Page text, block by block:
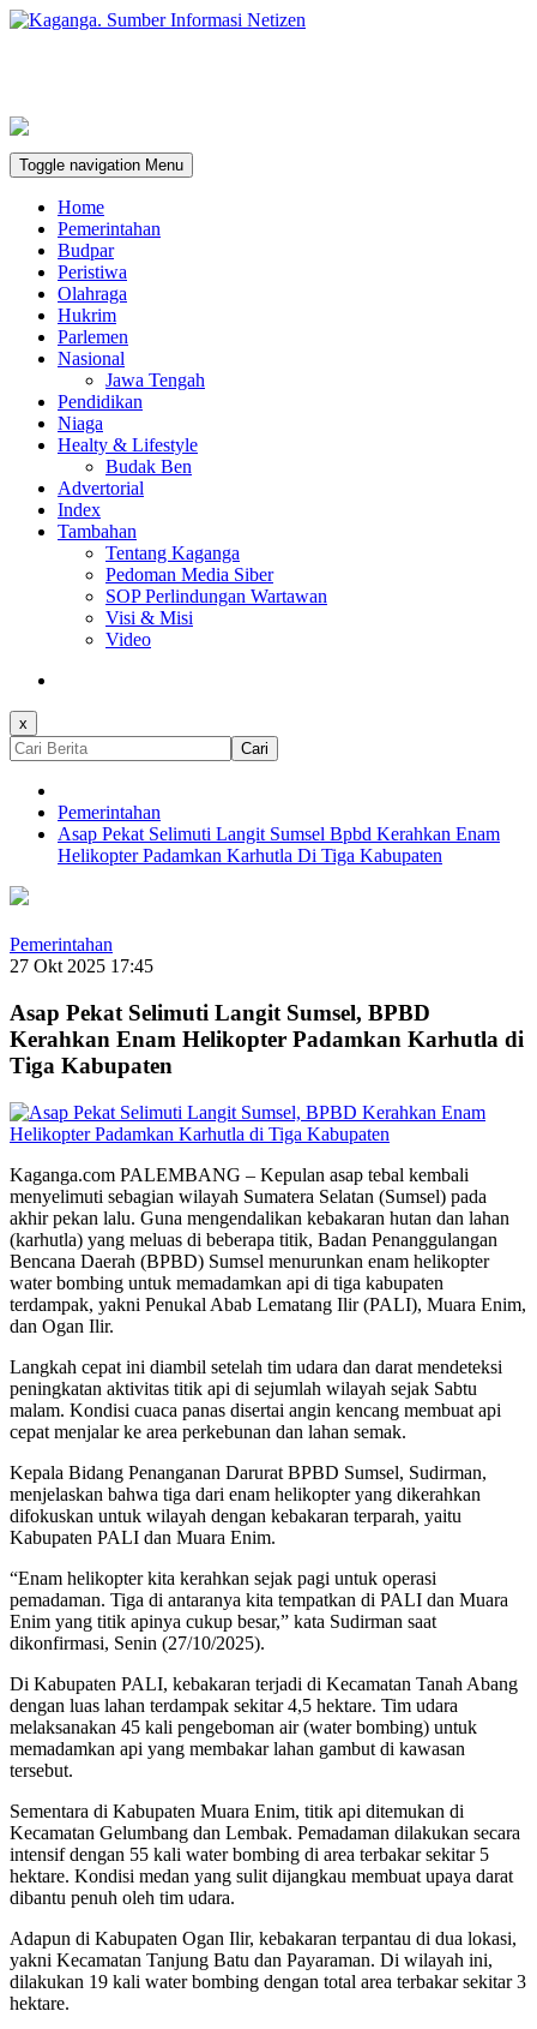
Toggle navigation Menu
Home
Pemerintahan
Budpar
Peristiwa
Olahraga
Hukrim
Parlemen
Nasional
Jawa Tengah
Pendidikan
Niaga
Healty & Lifestyle
Budak Ben
Advertorial
Index
Tambahan
Tentang Kaganga
Pedoman Media Siber
SOP Perlindungan Wartawan
Visi & Misi
Video
x
Cari
Pemerintahan
Asap Pekat Selimuti Langit Sumsel Bpbd Kerahkan Enam
Helikopter Padamkan Karhutla Di Tiga Kabupaten
Pemerintahan
27 Okt 2025 17:45
Asap Pekat Selimuti Langit Sumsel, BPBD
Kerahkan Enam Helikopter Padamkan Karhutla di
Tiga Kabupaten
Kaganga.com PALEMBANG – Kepulan asap tebal kembali
menyelimuti sebagian wilayah Sumatera Selatan (Sumsel) pada
akhir pekan lalu. Guna mengendalikan kebakaran hutan dan lahan
(karhutla) yang meluas di beberapa titik, Badan Penanggulangan
Bencana Daerah (BPBD) Sumsel menurunkan enam helikopter
water bombing untuk memadamkan api di tiga kabupaten
terdampak, yakni Penukal Abab Lematang Ilir (PALI), Muara Enim,
dan Ogan Ilir.
Langkah cepat ini diambil setelah tim udara dan darat mendeteksi
peningkatan aktivitas titik api di sejumlah wilayah sejak Sabtu
malam. Kondisi cuaca panas disertai angin kencang membuat api
cepat menjalar ke area perkebunan dan lahan semak.
Kepala Bidang Penanganan Darurat BPBD Sumsel, Sudirman,
menjelaskan bahwa tiga dari enam helikopter yang dikerahkan
difokuskan untuk wilayah dengan kebakaran terparah, yaitu
Kabupaten PALI dan Muara Enim.
“Enam helikopter kita kerahkan sejak pagi untuk operasi
pemadaman. Tiga di antaranya kita tempatkan di PALI dan Muara
Enim yang titik apinya cukup besar,” kata Sudirman saat
dikonfirmasi, Senin (27/10/2025).
Di Kabupaten PALI, kebakaran terjadi di Kecamatan Tanah Abang
dengan luas lahan terdampak sekitar 4,5 hektare. Tim udara
melaksanakan 45 kali pengeboman air (water bombing) untuk
memadamkan api yang membakar lahan gambut di kawasan
tersebut.
Sementara di Kabupaten Muara Enim, titik api ditemukan di
Kecamatan Gelumbang dan Lembak. Pemadaman dilakukan secara
intensif dengan 55 kali water bombing di area terbakar sekitar 5
hektare. Kondisi medan yang sulit dijangkau membuat upaya darat
dibantu penuh oleh tim udara.
Adapun di Kabupaten Ogan Ilir, kebakaran terpantau di dua lokasi,
yakni Kecamatan Tanjung Batu dan Payaraman. Di wilayah ini,
dilakukan 19 kali water bombing dengan total area terbakar sekitar 3
hektare.